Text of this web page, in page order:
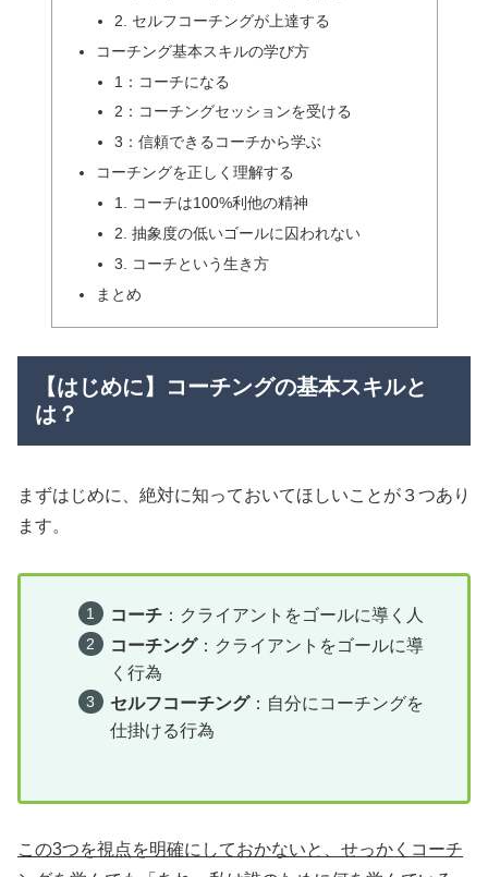
2. セルフコーチングが上達する
コーチング基本スキルの学び方
1：コーチになる
2：コーチングセッションを受ける
3：信頼できるコーチから学ぶ
コーチングを正しく理解する
1. コーチは100%利他の精神
2. 抽象度の低いゴールに囚われない
3. コーチという生き方
まとめ
【はじめに】コーチングの基本スキルと
は？
まずはじめに、絶対に知っておいてほしいことが３つあり
ます。
コーチ：クライアントをゴールに導く人
コーチング：クライアントをゴールに導
く行為
セルフコーチング：自分にコーチングを
仕掛ける行為
この3つを視点を明確にしておかないと、せっかくコーチ